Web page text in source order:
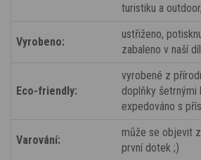
turistiku a
Vyrobeno:
ustřiženo,
zabaleno v naší
Eco-friendly:
vyrobené z
doplňky šetrnými
expedováno s
Varování:
může se objevit
první dotek ;)